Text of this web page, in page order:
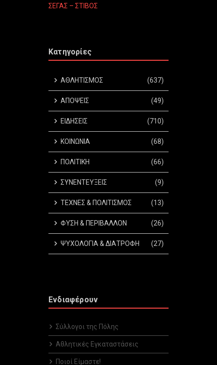
ΣΕΓΑΣ – ΣΤΙΒΟΣ
Κατηγορίες
ΑΘΛΗΤΙΣΜΟΣ (637)
ΑΠΟΨΕΙΣ (49)
ΕΙΔΗΣΕΙΣ (710)
ΚΟΙΝΩΝΙΑ (68)
ΠΟΛΙΤΙΚΗ (66)
ΣΥΝΕΝΤΕΥΞΕΙΣ (9)
ΤΕΧΝΕΣ & ΠΟΛΙΤΙΣΜΟΣ (13)
ΦΥΣΗ & ΠΕΡΙΒΑΛΛΟΝ (26)
ΨΥΧΟΛΟΓΙΑ & ΔΙΑΤΡΟΦΗ (27)
Ενδιαφέρουν
Σύλλογοι της Πόλης
Αθλητικές Εγκαταστάσεις
Ποιοί Είμαστε!